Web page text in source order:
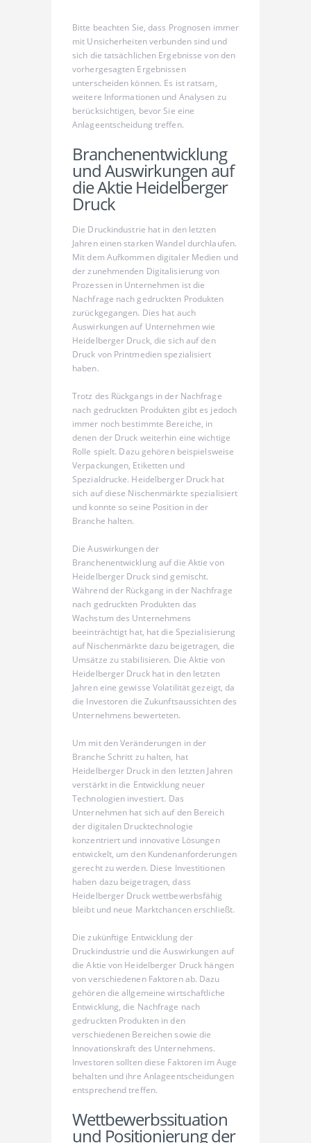
Bitte beachten Sie, dass Prognosen immer
mit Unsicherheiten verbunden sind und
sich die tatsächlichen Ergebnisse von den
vorhergesagten Ergebnissen
unterscheiden können. Es ist ratsam,
weitere Informationen und Analysen zu
berücksichtigen, bevor Sie eine
Anlageentscheidung treffen.
Branchenentwicklung
und Auswirkungen auf
die Aktie Heidelberger
Druck
Die Druckindustrie hat in den letzten
Jahren einen starken Wandel durchlaufen.
Mit dem Aufkommen digitaler Medien und
der zunehmenden Digitalisierung von
Prozessen in Unternehmen ist die
Nachfrage nach gedruckten Produkten
zurückgegangen. Dies hat auch
Auswirkungen auf Unternehmen wie
Heidelberger Druck, die sich auf den
Druck von Printmedien spezialisiert
haben.
Trotz des Rückgangs in der Nachfrage
nach gedruckten Produkten gibt es jedoch
immer noch bestimmte Bereiche, in
denen der Druck weiterhin eine wichtige
Rolle spielt. Dazu gehören beispielsweise
Verpackungen, Etiketten und
Spezialdrucke. Heidelberger Druck hat
sich auf diese Nischenmärkte spezialisiert
und konnte so seine Position in der
Branche halten.
Die Auswirkungen der
Branchenentwicklung auf die Aktie von
Heidelberger Druck sind gemischt.
Während der Rückgang in der Nachfrage
nach gedruckten Produkten das
Wachstum des Unternehmens
beeinträchtigt hat, hat die Spezialisierung
auf Nischenmärkte dazu beigetragen, die
Umsätze zu stabilisieren. Die Aktie von
Heidelberger Druck hat in den letzten
Jahren eine gewisse Volatilität gezeigt, da
die Investoren die Zukunftsaussichten des
Unternehmens bewerteten.
Um mit den Veränderungen in der
Branche Schritt zu halten, hat
Heidelberger Druck in den letzten Jahren
verstärkt in die Entwicklung neuer
Technologien investiert. Das
Unternehmen hat sich auf den Bereich
der digitalen Drucktechnologie
konzentriert und innovative Lösungen
entwickelt, um den Kundenanforderungen
gerecht zu werden. Diese Investitionen
haben dazu beigetragen, dass
Heidelberger Druck wettbewerbsfähig
bleibt und neue Marktchancen erschließt.
Die zukünftige Entwicklung der
Druckindustrie und die Auswirkungen auf
die Aktie von Heidelberger Druck hängen
von verschiedenen Faktoren ab. Dazu
gehören die allgemeine wirtschaftliche
Entwicklung, die Nachfrage nach
gedruckten Produkten in den
verschiedenen Bereichen sowie die
Innovationskraft des Unternehmens.
Investoren sollten diese Faktoren im Auge
behalten und ihre Anlageentscheidungen
entsprechend treffen.
Wettbewerbssituation
und Positionierung der